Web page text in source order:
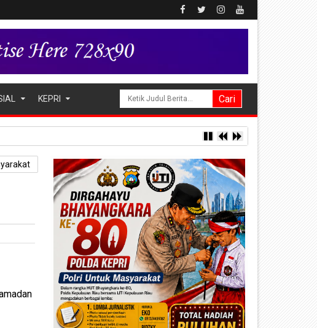
KEPRI
Gelar Pengobatan Keliling di Kampung Kalome